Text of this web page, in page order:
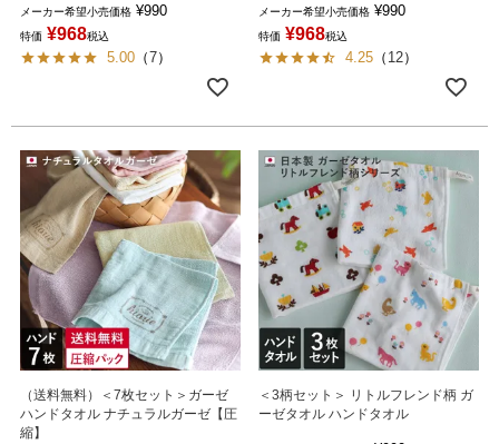
メーカー希望小売価格 ¥990
特価 ¥968税込
5.00 （7）
メーカー希望小売価格 ¥990
特価 ¥968税込
4.25 （ 12）
（送料無料）＜7枚セット＞ガーゼ
ハンドタオル ナチュラルガーゼ【圧
縮】
＜3柄セット＞ リトルフレンド柄 ガ
ーゼタオル ハンドタオル